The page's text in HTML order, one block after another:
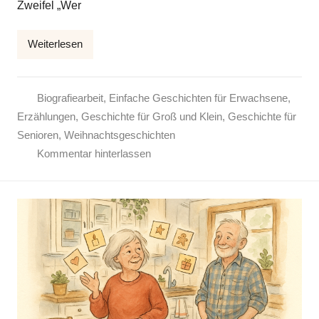
Zweifel „Wer
Weiterlesen
Biografiearbeit, Einfache Geschichten für Erwachsene,
Erzählungen, Geschichte für Groß und Klein, Geschichte für
Senioren, Weihnachtsgeschichten
Kommentar hinterlassen